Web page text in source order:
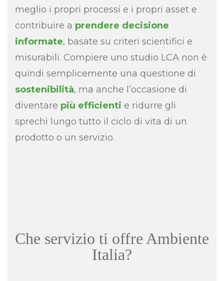
meglio i propri processi e i propri asset e
contribuire a prendere decisione
informate, basate su criteri scientifici e
misurabili. Compiere uno studio LCA non è
quindi semplicemente una questione di
sostenibilità, ma anche l’occasione di
diventare più efficienti e ridurre gli
sprechi lungo tutto il ciclo di vita di un
prodotto o un servizio.
Che servizio ti offre Ambiente
Italia?